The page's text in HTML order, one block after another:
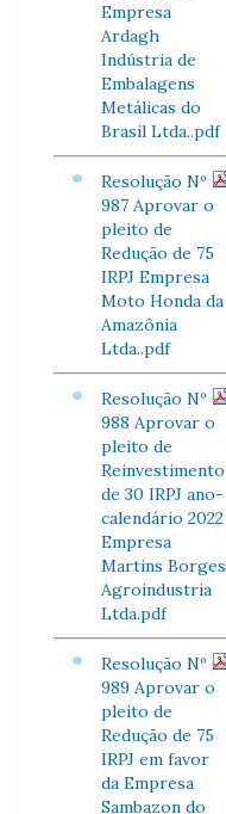
Empresa
Ardagh
Indústria de
Embalagens
Metálicas do
Brasil Ltda..pdf
Resolução Nº
987 Aprovar o
pleito de
Redução de 75
IRPJ Empresa
Moto Honda da
Amazônia
Ltda..pdf
Resolução Nº
988 Aprovar o
pleito de
Reinvestimento
de 30 IRPJ ano-
calendário 2022
Empresa
Martins Borges
Agroindustria
Ltda.pdf
Resolução Nº
989 Aprovar o
pleito de
Redução de 75
IRPJ em favor
da Empresa
Sambazon do